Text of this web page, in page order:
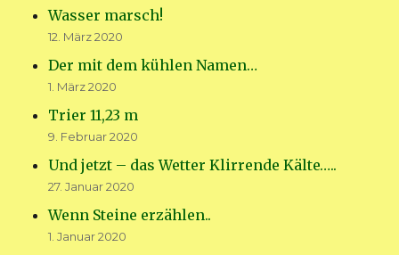
Wasser marsch!
12. März 2020
Der mit dem kühlen Namen…
1. März 2020
Trier 11,23 m
9. Februar 2020
Und jetzt – das Wetter Klirrende Kälte…..
27. Januar 2020
Wenn Steine erzählen..
1. Januar 2020